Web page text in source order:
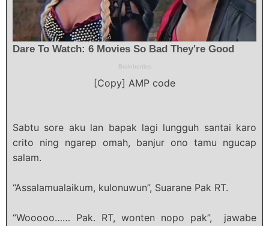
[Copy] AMP code
Sabtu sore aku lan bapak lagi lungguh santai karo
crito ning ngarep omah, banjur ono tamu ngucap
salam.
“Assalamualaikum, kulonuwun”, Suarane Pak RT.
“Wooooo…… Pak. RT, wonten nopo pak”, jawabe